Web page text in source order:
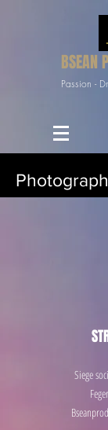
BSEAN
Passion -
Siege